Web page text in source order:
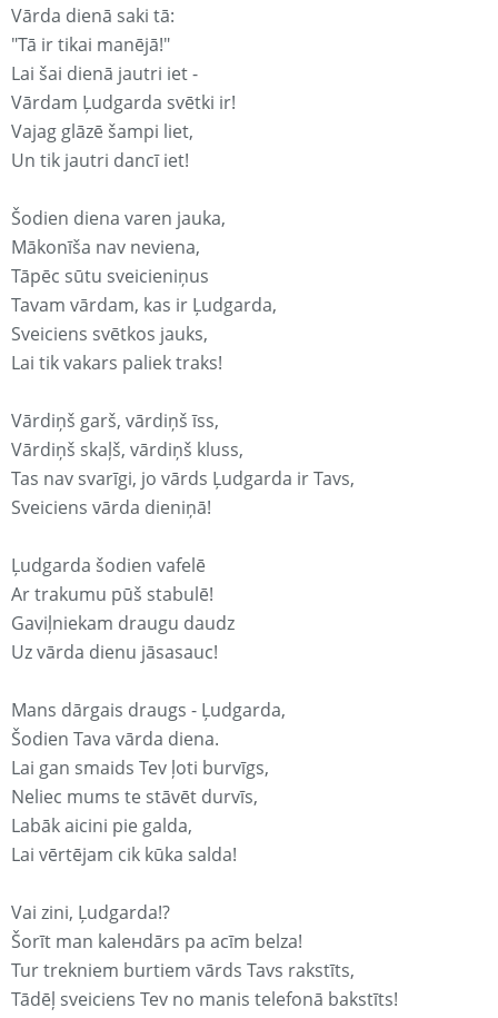
Vārda dienā saki tā:
"Tā ir tikai manējā!"
Lai šai dienā jautri iet -
Vārdam Ļudgarda svētki ir!
Vajag glāzē šampi liet,
Un tik jautri dancī iet!
Šodien diena varen jauka,
Mākonīša nav neviena,
Tāpēc sūtu sveicieniņus
Tavam vārdam, kas ir Ļudgarda,
Sveiciens svētkos jauks,
Lai tik vakars paliek traks!
Vārdiņš garš, vārdiņš īss,
Vārdiņš skaļš, vārdiņš kluss,
Tas nav svarīgi, jo vārds Ļudgarda ir Tavs,
Sveiciens vārda dieniņā!
Ļudgarda šodien vafelē
Ar trakumu pūš stabulē!
Gaviļniekam draugu daudz
Uz vārda dienu jāsasauc!
Mans dārgais draugs - Ļudgarda,
Šodien Tava vārda diena.
Lai gan smaids Tev ļoti burvīgs,
Neliec mums te stāvēt durvīs,
Labāk aicini pie galda,
Lai vērtējam cik kūka salda!
Vai zini, Ļudgarda!?
Šorīt man kaleнdārs pa acīm belza!
Tur trekniem burtiem vārds Tavs rakstīts,
Tādēļ sveiciens Tev no manis telefonā bakstīts!